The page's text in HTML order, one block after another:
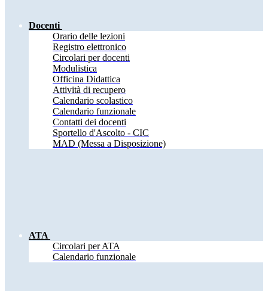
Docenti
Orario delle lezioni
Registro elettronico
Circolari per docenti
Modulistica
Officina Didattica
Attività di recupero
Calendario scolastico
Calendario funzionale
Contatti dei docenti
Sportello d'Ascolto - CIC
MAD (Messa a Disposizione)
ATA
Circolari per ATA
Calendario funzionale